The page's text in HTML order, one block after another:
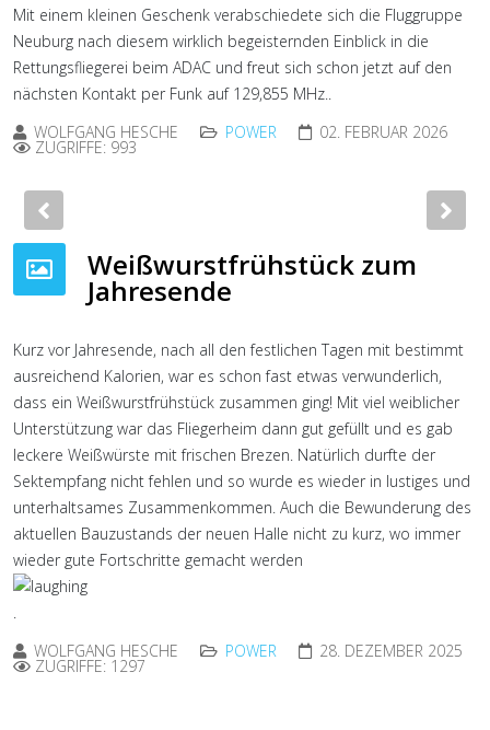
Mit einem kleinen Geschenk verabschiedete sich die Fluggruppe
Neuburg nach diesem wirklich begeisternden Einblick in die
Rettungsfliegerei beim ADAC und freut sich schon jetzt auf den
nächsten Kontakt per Funk auf 129,855 MHz..
WOLFGANG HESCHE
POWER 02. FEBRUAR 2026
ZUGRIFFE: 993
Previous
Weißwurstfrühstück zum
Jahresende
Kurz vor Jahresende, nach all den festlichen Tagen mit bestimmt
ausreichend Kalorien, war es schon fast etwas verwunderlich,
dass ein Weißwurstfrühstück zusammen ging! Mit viel weiblicher
Unterstützung war das Fliegerheim dann gut gefüllt und es gab
leckere Weißwürste mit frischen Brezen. Natürlich durfte der
Sektempfang nicht fehlen und so wurde es wieder in lustiges und
unterhaltsames Zusammenkommen. Auch die Bewunderung des
aktuellen Bauzustands der neuen Halle nicht zu kurz, wo immer
wieder gute Fortschritte gemacht werden
WOLFGANG HESCHE
POWER 28. DEZEMBER 2025
ZUGRIFFE: 1297